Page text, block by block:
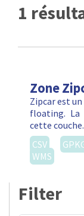
1
Zone
Zipcar est
floating. La
cette couche.
CSV
WMS
Filter